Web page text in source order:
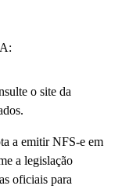
o site da
a emitir NFS-e em
a legislação
oficiais para